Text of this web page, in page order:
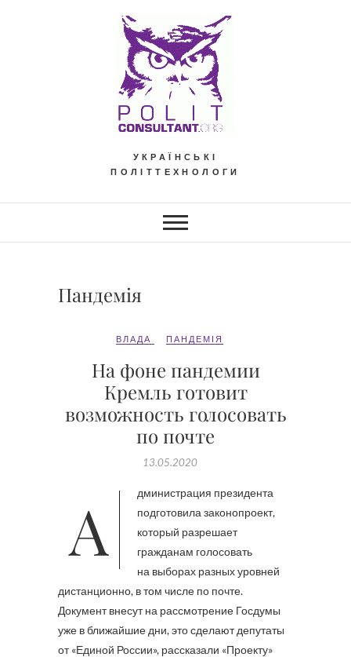
УКРАЇНСЬКІ
ПОЛІТТЕХНОЛОГИ
Пандемія
ВЛАДА ПАНДЕМІЯ
На фоне пандемии
Кремль готовит
возможность голосовать
по почте
13.05.2020
Администрация президента
подготовила законопроект,
который разрешает
гражданам голосовать
на выборах разных уровней
дистанционно, в том числе по почте.
Документ внесут на рассмотрение Госдумы
уже в ближайшие дни, это сделают депутаты
от «Единой России», рассказали «Проекту»